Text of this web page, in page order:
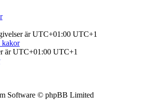
är UTC+01:00 UTC+1
kakor
är UTC+01:00 UTC+1
Software © phpBB Limited